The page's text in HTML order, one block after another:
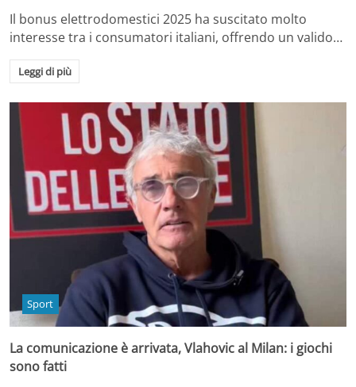
Il bonus elettrodomestici 2025 ha suscitato molto
interesse tra i consumatori italiani, offrendo un valido…
Leggi di più
Sport
La comunicazione è arrivata, Vlahovic al Milan: i giochi
sono fatti